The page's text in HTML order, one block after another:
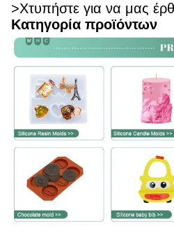
>Χτυπήστε για να μας
Κατηγορία προϊόντων